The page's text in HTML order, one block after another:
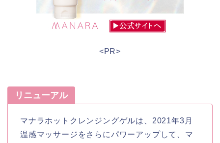
<PR>
リニューアル
マナラホットクレンジングゲルは、2021年3月
温感マッサージをさらにパワーアップして、マ